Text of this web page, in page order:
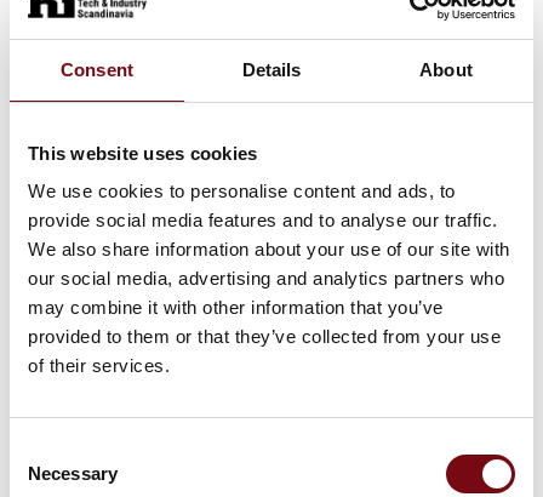
Consent Details About
This website uses cookies
We use cookies to personalise content and ads, to
provide social media features and to analyse our traffic.
We also share information about your use of our site with
our social media, advertising and analytics partners who
may combine it with other information that you’ve
provided to them or that they’ve collected from your use
of their services.
Selection
Necessary
26. juni 2023
Slip for besværlig idriftsætning af din
DC motor med driver
Oplever du, at det kan være besværligt og komplekst
at idriftsætte og indstille din DC motor og driver?
Den lille børsteløse DC motor giver dig utallige
indstillingsmuligheder, som du nemt indstill